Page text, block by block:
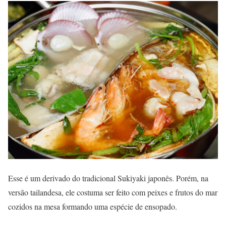
Esse é um derivado do tradicional Sukiyaki japonês. Porém, na
versão tailandesa, ele costuma ser feito com peixes e frutos do mar
cozidos na mesa formando uma espécie de ensopado.